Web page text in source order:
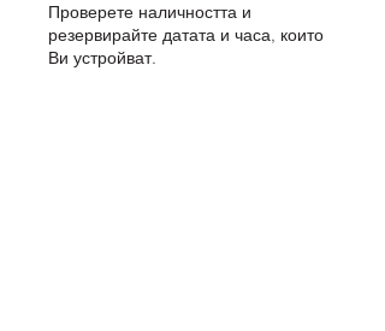
Проверете наличността и
резервирайте датата и часа, които
Ви устройват.